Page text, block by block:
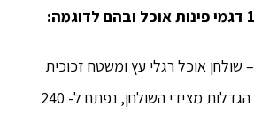
– שולחן אוכל רגלי עץ ומשטח זכוכית
בתוספת 6 כיסאות , 2 הגדלות מצידי השולחן, נפתח ל- 240